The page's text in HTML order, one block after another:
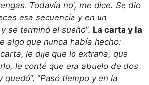
Todavía no', me dice. Se dio
esa secuencia y en un
se terminó el sueño”. La carta y la
algo que nunca había hecho:
le dije que lo extraña, que
le conté que era abuelo de dos
quedó”. “Pasó tiempo y en la